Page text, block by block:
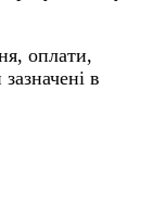
оплати,
в